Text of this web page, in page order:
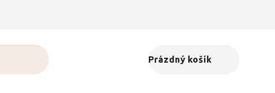
Nákupní košík
Prázdný košík